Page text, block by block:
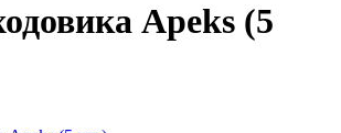
Apeks (5